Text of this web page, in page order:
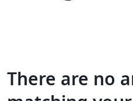
There are no